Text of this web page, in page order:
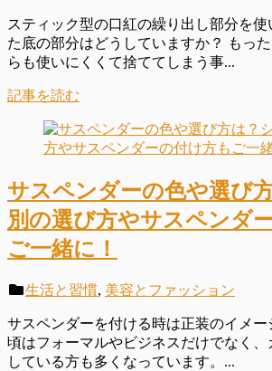
スティック型の口紅の繰り出し部分を
た底の部分はどうしていますか？ もっ
らも使いにくくて捨ててしまう事...
記事を読む
サスペンダーの色や選び
別の選び方やサスペンダ
ご一緒に！
生活と習慣, 美容とファッション
サスペンダーを付ける時は正装のイメー
頃はフォーマルやビジネスだけでなく
している方も多くなっています。...